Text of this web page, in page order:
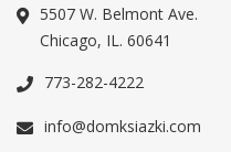
5507 W. Belmont Ave.
Chicago, IL. 60641
773-282-4222
info@domksiazki.com